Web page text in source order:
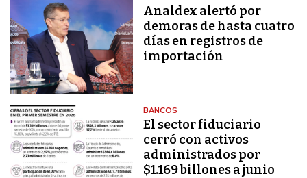
Analdex alertó por
demoras de hasta cuatro
días en registros de
importación
BANCOS
El sector fiduciario
cerró con activos
administrados por
$1.169 billones a junio